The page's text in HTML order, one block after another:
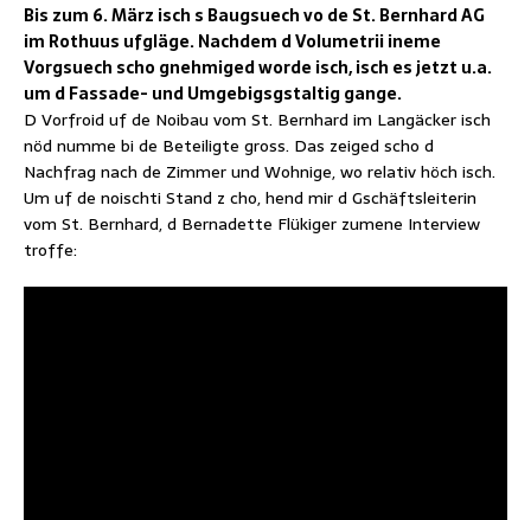
Bis zum 6. März isch s Baugsuech vo de St. Bernhard AG
im Rothuus ufgläge. Nachdem d Volumetrii ineme
Vorgsuech scho gnehmiged worde isch, isch es jetzt u.a.
um d Fassade- und Umgebigsgstaltig gange.
D Vorfroid uf de Noibau vom St. Bernhard im Langäcker isch
nöd numme bi de Beteiligte gross. Das zeiged scho d
Nachfrag nach de Zimmer und Wohnige, wo relativ höch isch.
Um uf de noischti Stand z cho, hend mir d Gschäftsleiterin
vom St. Bernhard, d Bernadette Flükiger zumene Interview
troffe: